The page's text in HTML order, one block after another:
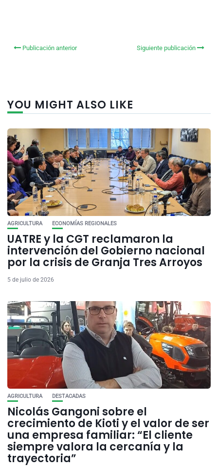
Publicación anterior Siguiente publicación
YOU MIGHT ALSO LIKE
AGRICULTURA ECONOMÍAS REGIONALES
UATRE y la CGT reclamaron la
intervención del Gobierno nacional
por la crisis de Granja Tres Arroyos
5 de julio de 2026
AGRICULTURA DESTACADAS
Nicolás Gangoni sobre el
crecimiento de Kioti y el valor de ser
una empresa familiar: “El cliente
siempre valora la cercanía y la
trayectoria”